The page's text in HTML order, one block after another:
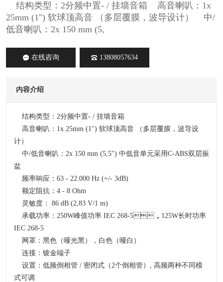
结构类型：2分频中置- / 挂墙音箱 高音喇叭：1x
25mm (1") 软球顶高音 （多层覆膜，波导设计） 中/
低音喇叭：2x 150 mm (5,
在线咨询 13808057634
内容介绍
结构类型：2分频中置- / 挂墙音箱
高音喇叭：1x 25mm (1") 软球顶高音 （多层覆膜，波导设
计）
中/低音喇叭：2x 150 mm (5,5") 中低音单元采用C-ABS双层振
盆
频率响应：63 - 22.000 Hz (+/- 3dB)
额定阻抗：4 - 8 Ohm
灵敏度： 86 dB (2,83 V/1 m)
承载功率：250W峰值功率 IEC 268-5，125W长时功率
IEC 268-5
网罩：黑色（哑光黑），白色（哑白）
连接：镀金端子
设置：低频倒相管 / 密闭式（2个倒相管）, 高频两种不同模
式可调